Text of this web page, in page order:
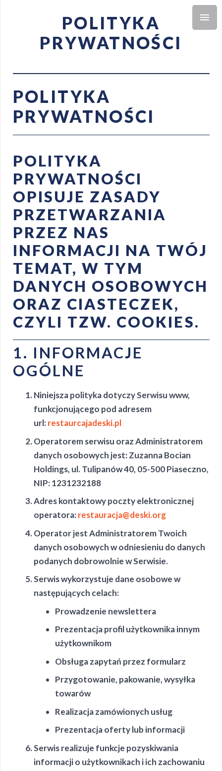
POLITYKA
PRYWATNOŚCI
POLITYKA
PRYWATNOŚCI
POLITYKA
PRYWATNOŚCI
OPISUJE ZASADY
PRZETWARZANIA
PRZEZ NAS
INFORMACJI NA TWÓJ
TEMAT, W TYM
DANYCH OSOBOWYCH
ORAZ CIASTECZEK,
CZYLI TZW. COOKIES.
1. INFORMACJE
OGÓLNE
Niniejsza polityka dotyczy Serwisu www,
funkcjonującego pod adresem
url:restaurcajadeski.pl
Operatorem serwisu oraz Administratorem
danych osobowych jest: Zuzanna Bocian
Holdings, ul. Tulipanów 40, 05-500 Piaseczno,
NIP: 1231232188
Adres kontaktowy poczty elektronicznej
operatora:restauracja@deski.org
Operator jest Administratorem Twoich
danych osobowych w odniesieniu do danych
podanych dobrowolnie w Serwisie.
Serwis wykorzystuje dane osobowe w
następujących celach:
Prowadzenie newslettera
Prezentacja profil użytkownika innym
użytkownikom
Obsługa zapytań przez formularz
Przygotowanie, pakowanie, wysyłka
towarów
Realizacja zamówionych usług
Prezentacja oferty lub informacji
Serwis realizuje funkcje pozyskiwania
informacji o użytkownikach i ich zachowaniu